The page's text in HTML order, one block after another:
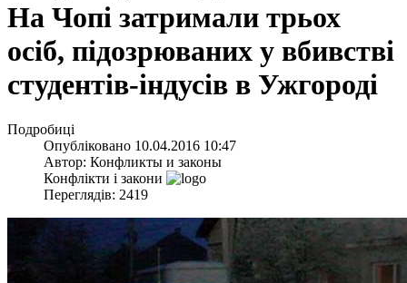
На Чопі затримали трьох
осіб, підозрюваних у вбивстві
студентів-індусів в Ужгороді
Подробиці
Опубліковано 10.04.2016 10:47
Автор: Конфликты и законы
Конфлікти і закони
Переглядів: 2419